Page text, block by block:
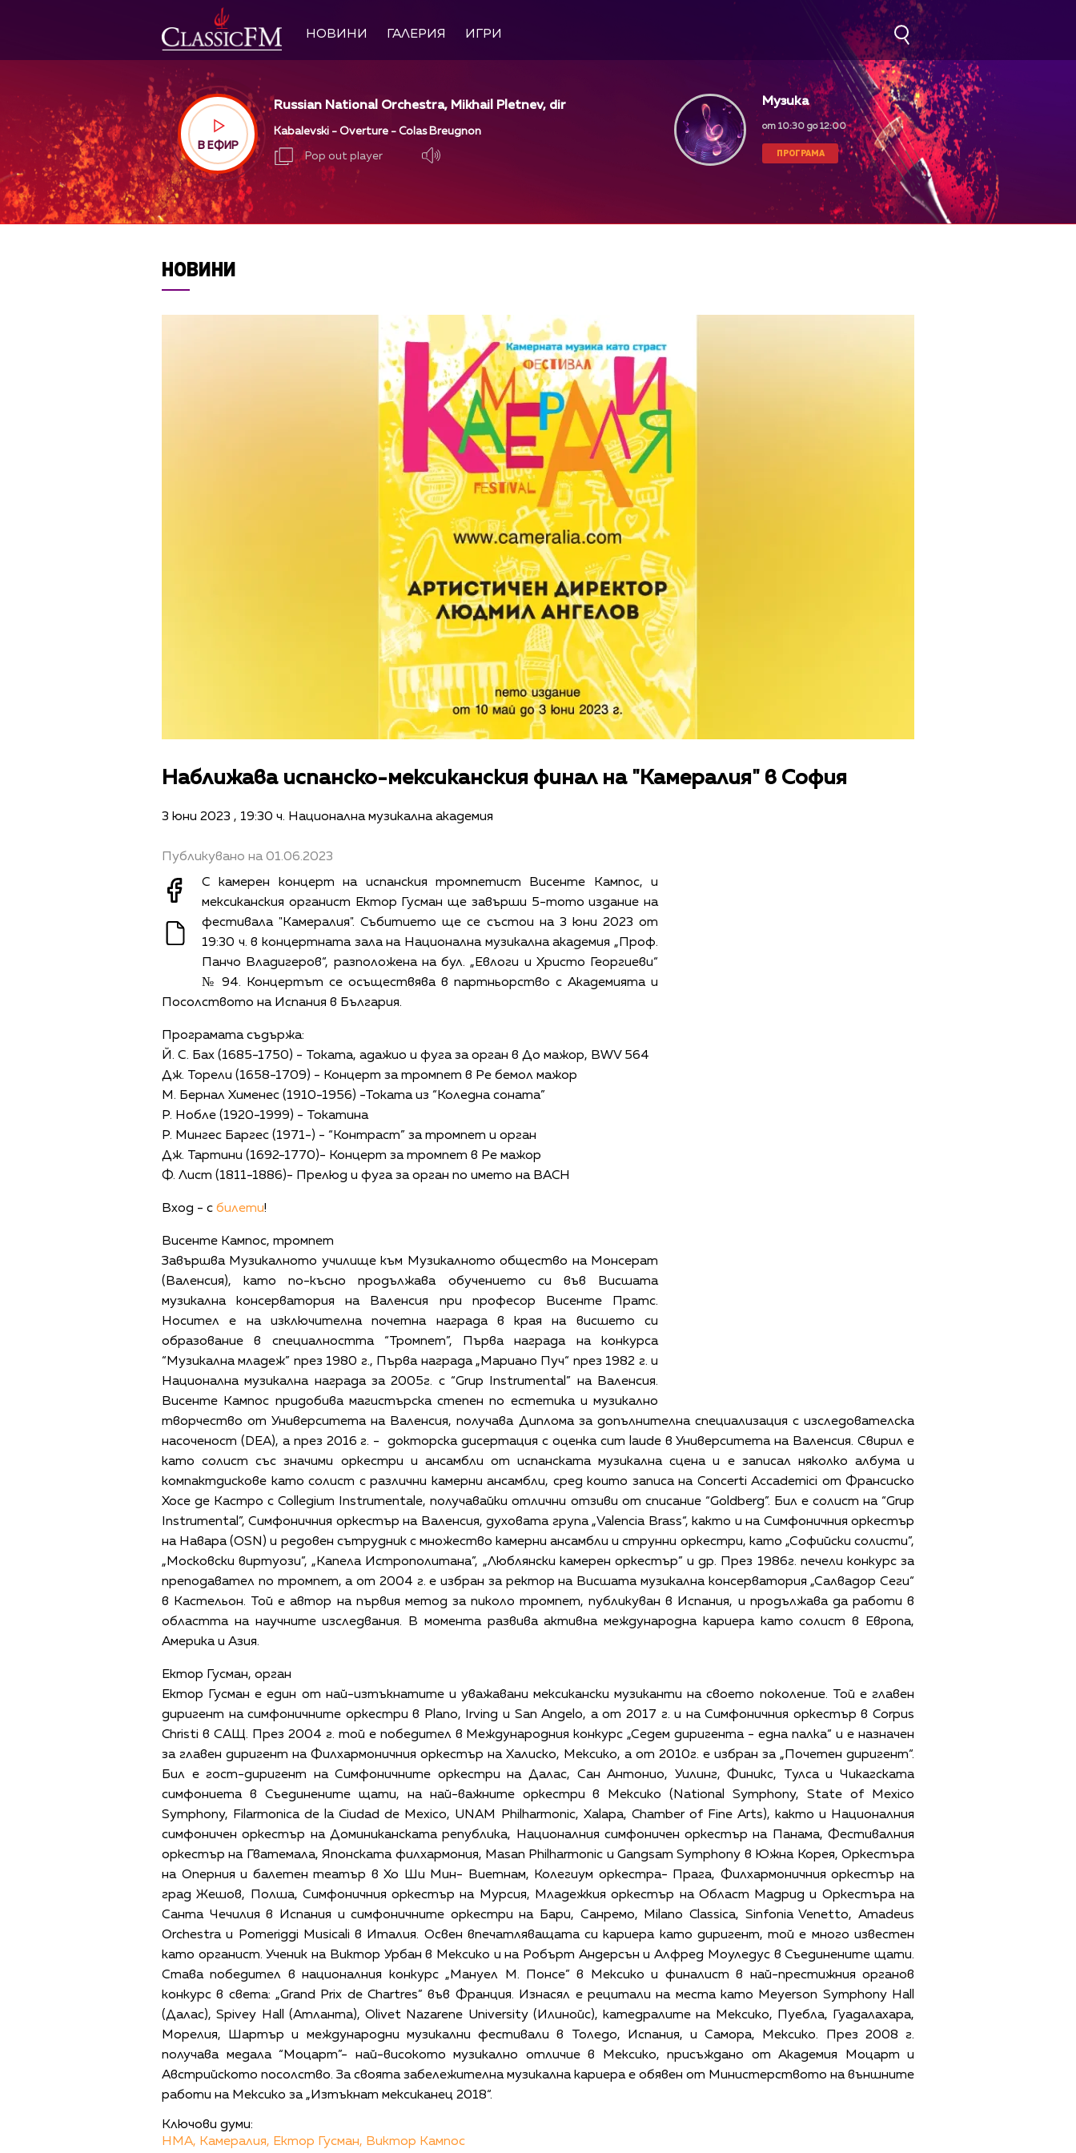
НОВИНИ ГАЛЕРИЯ ИГРИ
В ЕФИР
Russian National Orchestra, Mikhail Pletnev, dir
Kabalevski - Overture - Colas Breugnon
Pop out player
Музика
от 10:30 до 12:00
ПРОГРАМА
НОВИНИ
Наближава испанско-мексиканския финал на "Камералия" в София
3 юни 2023 , 19:30 ч. Национална музикална академия
Публикувано на 01.06.2023
С камерен концерт на испанския тромпетист Висенте Кампос, и
мексиканския органист Ектор Гусман ще завърши 5-тото издание на
фестивала "Камералия". Събитието ще се състои на 3 юни 2023 от
19:30 ч. в концертната зала на Национална музикална академия „Проф.
Панчо Владигеров“, разположена на бул. „Евлоги и Христо Георгиеви“
№ 94. Концертът се осъществява в партньорство с Академията и
Посолството на Испания в България.
Програмата съдържа:
Й. С. Бах (1685-1750) - Токата, адажио и фуга за орган в До мажор, BWV 564
Дж. Торели (1658-1709) - Концерт за тромпет в Ре бемол мажор
М. Бернал Хименес (1910-1956) -Токата из “Коледна соната”
Р. Нобле (1920-1999) - Токатина
Р. Мингес Баргес (1971-) - “Контраст” за тромпет и орган
Дж. Тартини (1692-1770)- Концерт за тромпет в Ре мажор
Ф. Лист (1811-1886)- Прелюд и фуга за орган по името на BACH
Вход - с билети!
Висенте Кампос, тромпет
Завършва Музикалното училище към Музикалното общество на Монсерат
(Валенсия), като по-късно продължава обучението си във Висшата
музикална консерватория на Валенсия при професор Висенте Пратс.
Носител е на изключителна почетна награда в края на висшето си
образование в специалността “Тромпет”, Първа награда на конкурса
“Музикална младеж” през 1980 г., Първа награда „Мариано Пуч“ през 1982 г. и
Национална музикална награда за 2005г. с “Grup Instrumental” на Валенсия.
Висенте Кампос придобива магистърска степен по естетика и музикално
творчество от Университета на Валенсия, получава Диплома за допълнителна специализация с изследователска
насоченост (DEA), а през 2016 г. - докторска дисертация с оценка cum laude в Университета на Валенсия. Свирил е
като солист със значими оркестри и ансамбли от испанската музикална сцена и е записал няколко албума и
компактдискове като солист с различни камерни ансамбли, сред които записа на Concerti Accademici от Франсиско
Хосе де Кастро с Collegium Instrumentale, получавайки отлични отзиви от списание “Goldberg”. Бил е солист на “Grup
Instrumental”, Симфоничния оркестър на Валенсия, духовата група „Valencia Brass“, както и на Симфоничния оркестър
на Навара (OSN) и редовен сътрудник с множество камерни ансамбли и струнни оркестри, като „Софийски солисти”,
„Московски виртуози”, „Капела Истрополитана”, „Люблянски камерен оркестър” и др. През 1986г. печели конкурс за
преподавател по тромпет, а от 2004 г. е избран за ректор на Висшата музикална консерватория „Салвадор Сеги“
в Кастельон. Той е автор на първия метод за пиколо тромпет, публикуван в Испания, и продължава да работи в
областта на научните изследвания. В момента развива активна международна кариера като солист в Европа,
Америка и Азия.
Ектор Гусман, орган
Ектор Гусман е един от най-изтъкнатите и уважавани мексикански музиканти на своето поколение. Той е главен
диригент на симфоничните оркестри в Plano, Irving и San Angelo, а от 2017 г. и на Симфоничния оркестър в Corpus
Christi в САЩ. През 2004 г. той е победител в Международния конкурс „Седем диригента - една палка“ и е назначен
за главен диригент на Филхармоничния оркестър на Халиско, Мексико, а от 2010г. е избран за „Почетен диригент“.
Бил е гост-диригент на Симфоничните оркестри на Далас, Сан Антонио, Уилинг, Финикс, Тулса и Чикагската
симфониета в Съединените щати, на най-важните оркестри в Мексико (National Symphony, State of Mexico
Symphony, Filarmonica de la Ciudad de Mexico, UNAM Philharmonic, Xalapa, Chamber of Fine Arts), както и Националния
симфоничен оркестър на Доминиканската република, Националния симфоничен оркестър на Панама, Фестивалния
оркестър на Гватемала, Японската филхармония, Masan Philharmonic и Gangsam Symphony в Южна Корея, Оркестъра
на Оперния и балетен театър в Хо Ши Мин- Виетнам, Колегиум оркестра- Прага, Филхармоничния оркестър на
град Жешов, Полша, Симфоничния оркестър на Мурсия, Младежкия оркестър на Област Мадрид и Оркестъра на
Санта Чечилия в Испания и симфоничните оркестри на Бари, Санремо, Milano Classica, Sinfonia Venetto, Amadeus
Orchestra и Pomeriggi Musicali в Италия. Освен впечатляващата си кариера като диригент, той е много известен
като органист. Ученик на Виктор Урбан в Мексико и на Робърт Андерсън и Алфред Моуледус в Съединените щати.
Става победител в националния конкурс „Мануел М. Понсе” в Мексико и финалист в най-престижния органов
конкурс в света: „Grand Prix de Chartres” във Франция. Изнасял е рецитали на места като Meyerson Symphony Hall
(Далас), Spivey Hall (Атланта), Olivet Nazarene University (Илинойс), катедралите на Мексико, Пуебла, Гуадалахара,
Морелия, Шартър и международни музикални фестивали в Толедо, Испания, и Самора, Мексико. През 2008 г.
получава медала “Моцарт”- най-високото музикално отличие в Мексико, присъждано от Академия Моцарт и
Австрийското посолство. За своята забележителна музикална кариера е обявен от Министерството на външните
работи на Мексико за „Изтъкнат мексиканец 2018“.
Ключови думи:
НМА, Камералия, Ектор Гусман, Виктор Кампос